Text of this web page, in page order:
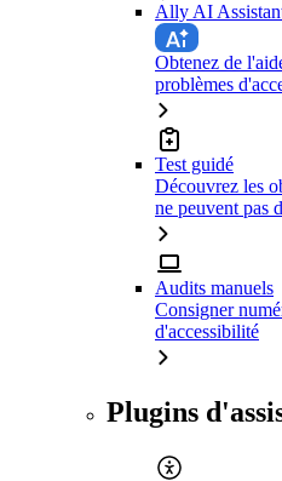
Ally AI
Obtenez de
problèmes
Test guidé
Découvrez les
ne peuvent pas
Audits manuels
Consigner
d'accessibilité
Plugins